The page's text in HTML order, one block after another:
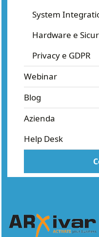
System
Hardware e
Privacy e GDPR
Webinar
Blog
Azienda
Help Desk